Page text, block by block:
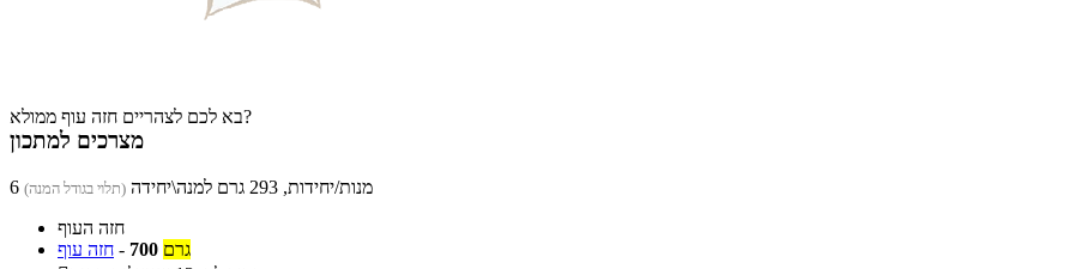
בא לכם לצהריים חזה עוף ממולא?
מצרכים למתכון
6 מנות/יחידות, 293 גרם למנה\יחידה (תלוי בגודל המנה)
חזה העוף
חזה עוף - 700 גרם